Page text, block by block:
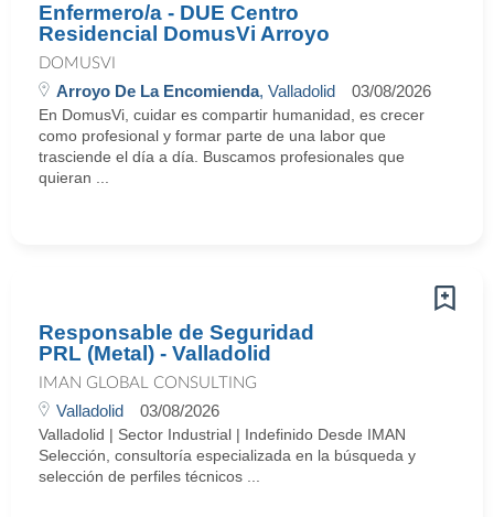
Enfermero/a - DUE Centro
Residencial DomusVi Arroyo
DOMUSVI
Arroyo De La Encomienda, Valladolid 03/08/2026
En DomusVi, cuidar es compartir humanidad, es crecer
como profesional y formar parte de una labor que
trasciende el día a día. Buscamos profesionales que
quieran ...
Responsable de Seguridad
PRL (Metal) - Valladolid
IMAN GLOBAL CONSULTING
Valladolid 03/08/2026
Valladolid | Sector Industrial | Indefinido Desde IMAN
Selección, consultoría especializada en la búsqueda y
selección de perfiles técnicos ...